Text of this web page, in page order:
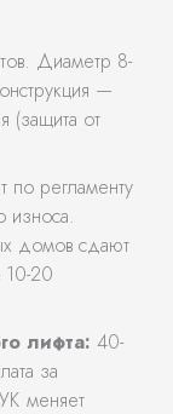
Диаметр 8-
—
(защита от
по регламенту
износа.
домов сдают
10-20
лифта: 40-
за
меняет